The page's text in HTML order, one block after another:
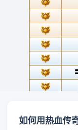
如何用热血传